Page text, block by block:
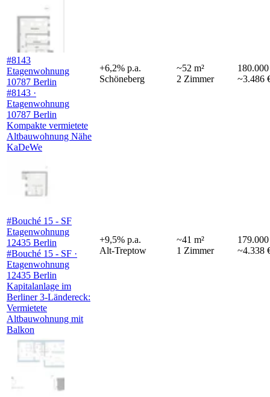
#8143
Etagenwohnung
10787 Berlin
#8143 ·
Etagenwohnung
10787 Berlin
Kompakte vermietete
Altbauwohnung Nähe
KaDeWe
+6,2% p.a.
Schöneberg
~52 m²
2 Zimmer
~3.486
#Bouché 15 - SF
Etagenwohnung
12435 Berlin
#Bouché 15 - SF ·
Etagenwohnung
12435 Berlin
Kapitalanlage im
Berliner 3-Ländereck:
Vermietete
Altbauwohnung mit
Balkon
+9,5% p.a.
Alt-Treptow
~41 m²
1 Zimmer
~4.338